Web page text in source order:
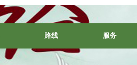
路线 服务